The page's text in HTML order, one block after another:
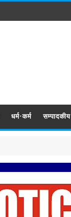
धर्म-कर्म सम्पादकीय